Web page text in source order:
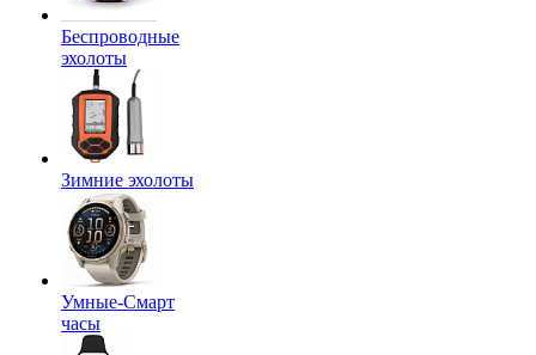
Беспроводные
эхолоты
Зимние эхолоты
Умные-Смарт
часы